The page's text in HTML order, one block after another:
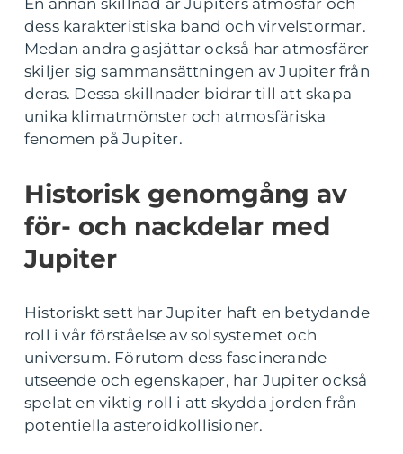
En annan skillnad är Jupiters atmosfär och
dess karakteristiska band och virvelstormar.
Medan andra gasjättar också har atmosfärer
skiljer sig sammansättningen av Jupiter från
deras. Dessa skillnader bidrar till att skapa
unika klimatmönster och atmosfäriska
fenomen på Jupiter.
Historisk genomgång av
för- och nackdelar med
Jupiter
Historiskt sett har Jupiter haft en betydande
roll i vår förståelse av solsystemet och
universum. Förutom dess fascinerande
utseende och egenskaper, har Jupiter också
spelat en viktig roll i att skydda jorden från
potentiella asteroidkollisioner.